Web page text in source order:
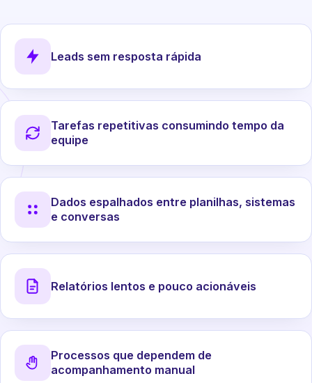
Leads sem resposta rápida
Tarefas repetitivas consumindo tempo da
equipe
Dados espalhados entre planilhas, sistemas
e conversas
Relatórios lentos e pouco acionáveis
Processos que dependem de
acompanhamento manual